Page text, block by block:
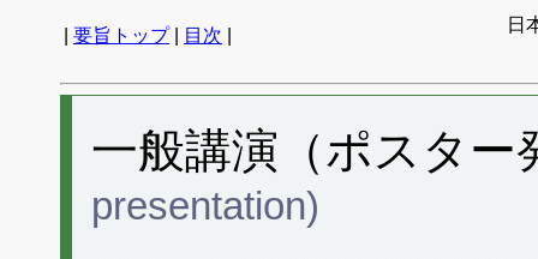
要旨トップ| 目次
日
一般講演（ポスタ
presentation)